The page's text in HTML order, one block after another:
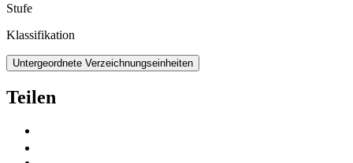
Stufe
Klassifikation
Untergeordnete Verzeichnungseinheiten
Teilen